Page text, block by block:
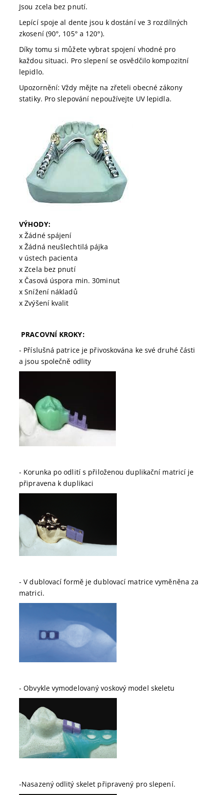
Jsou zcela bez pnutí.
Lepící spoje al dente jsou k dostání ve 3 rozdílných
zkosení (90°, 105° a 120°).
Díky tomu si můžete vybrat spojení vhodné pro
každou situaci. Pro slepení se osvědčilo kompozitní
lepidlo.
Upozornění: Vždy mějte na zřeteli obecné zákony
statiky. Pro slepování nepoužívejte UV lepidla.
VÝHODY:
x Žádné spájení
x Žádná neušlechtilá pájka
v ústech pacienta
x Zcela bez pnutí
x Časová úspora min. 30minut
x Snížení nákladů
x Zvýšení kvalit
PRACOVNÍ KROKY:
- Příslušná patrice je přivoskována ke své druhé části
a jsou společně odlity
- Korunka po odlití s přiloženou duplikační matricí je
připravena k duplikaci
- V dublovací formě je dublovací matrice vyměněna za
matrici.
- Obvykle vymodelovaný voskový model skeletu
-Nasazený odlitý skelet připravený pro slepení.